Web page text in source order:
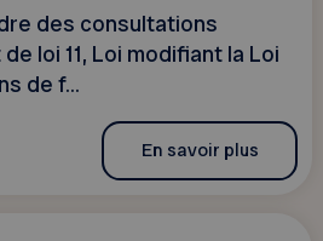
des consultations
loi 11, Loi modifiant la Loi
de f...
En savoir plus